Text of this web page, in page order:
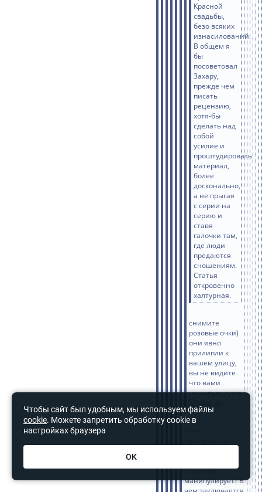
Красной
свадьбы,
безо всяких
изнасилований.
В общем я
бы
посоветовал
Захару,
прежде чем
писать
рецензию,
хотя-бы
сделать над
собой
усилие и
проштудировать
материал,
более
досконально,
а не прыгая
с серии на
серию и
ставя
галочки там,
где люди
предаются
сношениям.
Статья
откровенно
халтурная.
снимите
розовые очки)
они явно
прилипли к
вашем улицу,
вы не видите
что вами
манипулируют
Кто мной
манипулирует? В
Чтобы сайт был удобным, мы используем файлы
cookie. Можете запретить обработку cookie в
настройках браузера
OK